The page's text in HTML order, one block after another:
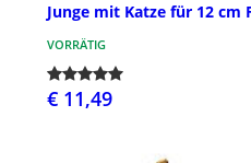
Junge mit Katze für 12 cm
VORRÄTIG
€ 11,49